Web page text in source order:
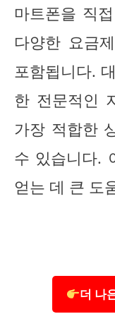
마트폰을 직
다양한 요금
포함됩니다.
한 전문적인
가장 적합한
수 있습니다.
얻는 데 큰 도
더 나